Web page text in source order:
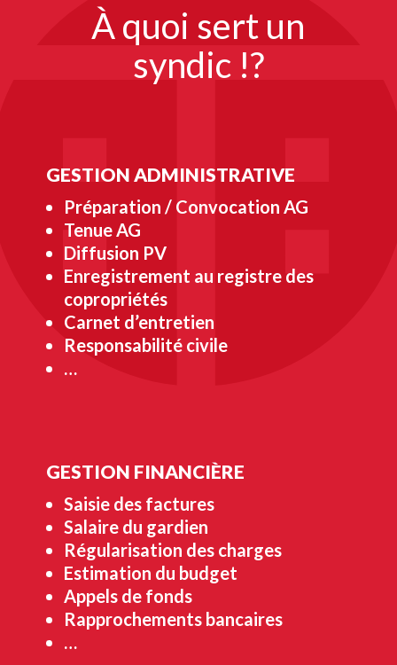
À quoi sert un
syndic !?
GESTION ADMINISTRATIVE
Préparation / Convocation AG
Tenue AG
Diffusion PV
Enregistrement au registre des
copropriétés
Carnet d’entretien
Responsabilité civile
…
GESTION FINANCIÈRE
Saisie des factures
Salaire du gardien
Régularisation des charges
Estimation du budget
Appels de fonds
Rapprochements bancaires
…